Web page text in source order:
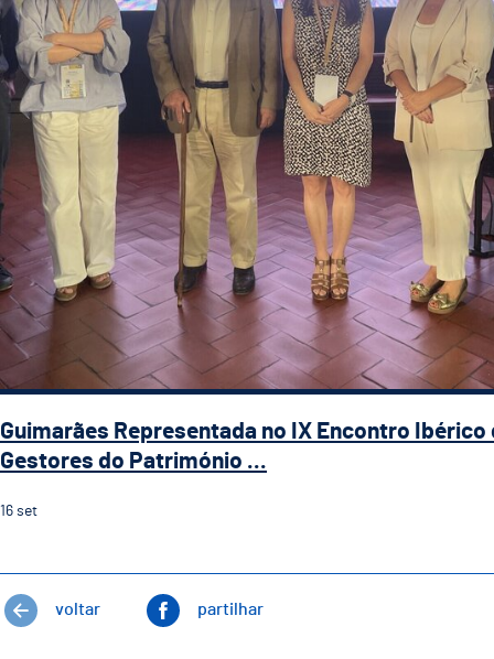
Guimarães Representada no IX Encontro Ibérico
Gestores do Património ...
16 set
voltar partilhar